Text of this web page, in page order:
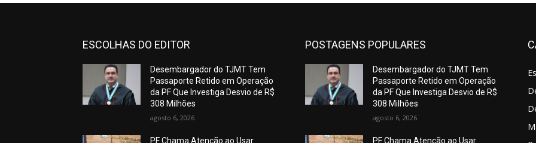
ESCOLHAS DO EDITOR
Desembargador do TJMT Tem
Passaporte Retido em Operação
da PF Que Investiga Desvio de R$
308 Milhões
agosto 6, 2026
PF Chama Atenção ao Usar
POSTAGENS POPULARES
Desembargador do TJMT Tem
Passaporte Retido em Operação
da PF Que Investiga Desvio de R$
308 Milhões
agosto 6, 2026
PF Chama Atenção ao Usar